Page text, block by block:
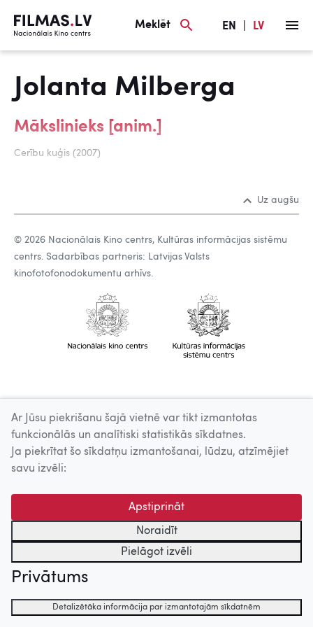
Meklēt EN LV
Jolanta Milberga
Mākslinieks [anim.]
Cerību kuģis (2007)
Uz augšu
© 2026 Nacionālais Kino centrs, Kultūras informācijas sistēmu
centrs. Sadarbības partneris: Latvijas Valsts
kinofotofonodokumentu arhīvs.
Ar Jūsu piekrišanu šajā vietnē var tikt izmantotas
funkcionālās un analītiski statistikās sīkdatnes.
Ja piekrītat šo sīkdatņu izmantošanai, lūdzu, atzīmējiet
savu izvēli:
Apstiprināt
Noraidīt
Pielāgot izvēli
Privātums
Detalizētāka informācija par izmantotajām sīkdatnēm